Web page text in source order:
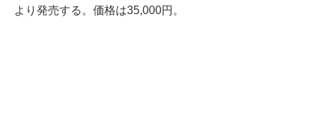
より発売する。価格は35,000円。